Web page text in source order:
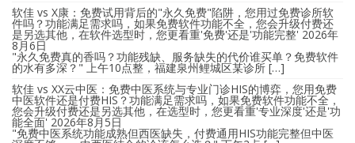
软佳 vs X康：免费试用背后的"永久免费"陷阱，您用过免费诊所软
件吗？功能满足需求吗，如果免费软件功能不全，您会升级付费还
是另选其他，在软件选型时，您更看重'免费'还是'功能完整' 2026年
8月6日
"永久免费真的香吗？功能残缺、服务缺失的代价谁买单？免费软件
的水有多深？" 上午10点整，福建泉州鲤城区某诊所 […]
软佳 vs XX云中医：免费中医系统与专业门诊HIS的博弈，您用免费
中医软件还是付费HIS？功能满足需求吗，如果免费软件功能不全，
您会升级付费还是另选其他，在选型时，您更看重'专业深度'还是'功
能全面' 2026年8月5日
"免费中医系统功能成熟但西医缺失，付费通用HIS功能完整但中医